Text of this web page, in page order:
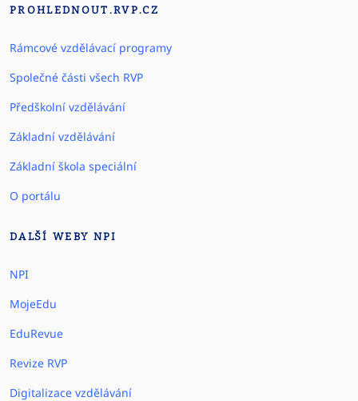
PROHLEDNOUT.RVP.CZ
Rámcové vzdělávací programy
Společné části všech RVP
Předškolní vzdělávání
Základní vzdělávání
Základní škola speciální
O portálu
DALŠÍ WEBY NPI
NPI
MojeEdu
EduRevue
Revize RVP
Digitalizace vzdělávání